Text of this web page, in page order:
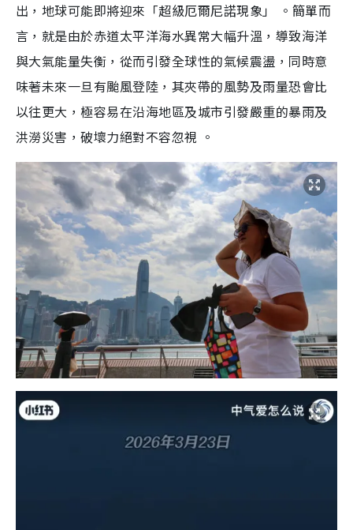
出，地球可能即將迎來「超級厄爾尼諾現象」 。簡單而
言，就是由於赤道太平洋海水異常大幅升溫，導致海洋
與大氣能量失衡，從而引發全球性的氣候震盪，同時意
味著未來一旦有颱風登陸，其夾帶的風勢及雨量恐會比
以往更大，極容易在沿海地區及城市引發嚴重的暴雨及
洪澇災害，破壞力絕對不容忽視 。